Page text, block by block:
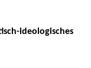
ideologisches